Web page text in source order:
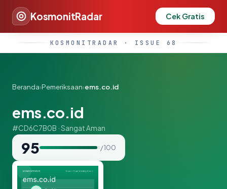
KosmonitRadar Cek Gratis
KOSMONITRADAR · ISSUE 68
Beranda›Pemeriksaan›ems.co.id
ems.co.id
#CD6C7B0B · Sangat Aman
95 / 100